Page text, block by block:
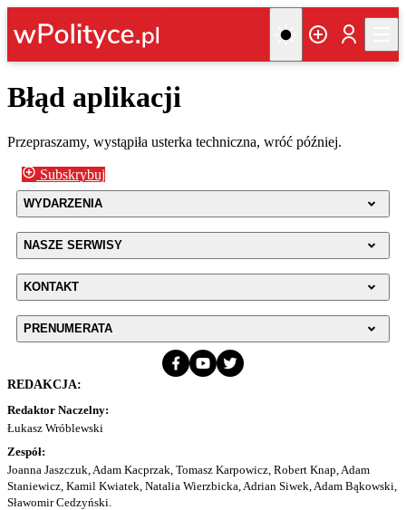
Błąd aplikacji
Przepraszamy, wystąpiła usterka techniczna, wróć później.
Subskrybuj
WYDARZENIA
NASZE SERWISY
KONTAKT
PRENUMERATA
REDAKCJA:
Redaktor Naczelny:
Łukasz Wróblewski
Zespół:
Joanna Jaszczuk, Adam Kacprzak, Tomasz Karpowicz, Robert Knap, Adam
Staniewicz, Kamil Kwiatek, Natalia Wierzbicka, Adrian Siwek, Adam Bąkowski,
Sławomir Cedzyński.